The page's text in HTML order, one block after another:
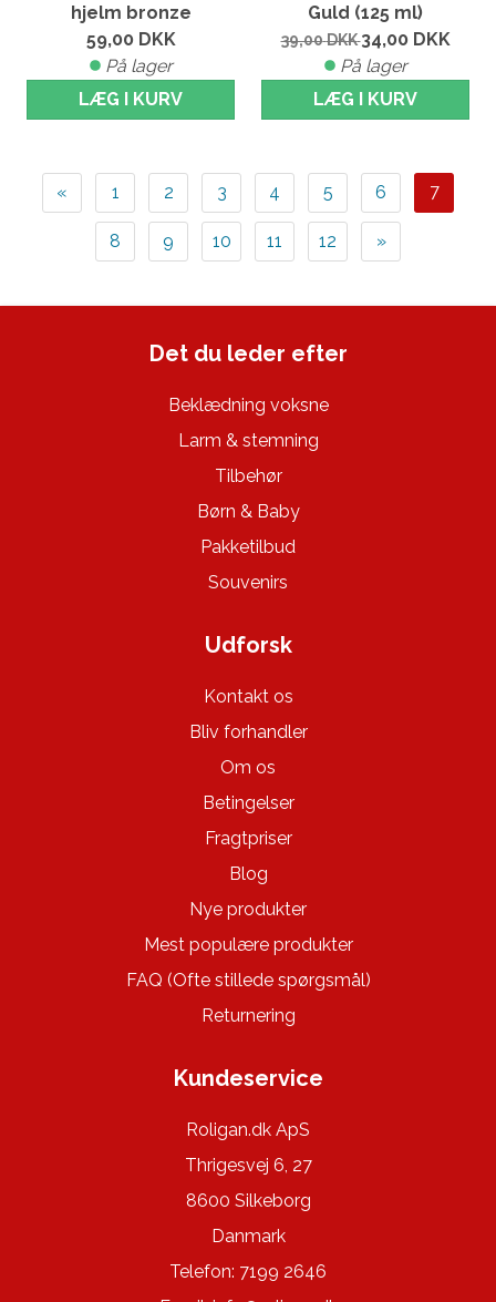
hjelm bronze
59,00 DKK
På lager
LÆG I KURV
Guld (125 ml)
39,00DKK34,00 DKK
På lager
LÆG I KURV
« 1 2 3 4 5 6 7
8 9 10 11 12 »
Det du leder efter
Beklædning voksne
Larm & stemning
Tilbehør
Børn & Baby
Pakketilbud
Souvenirs
Udforsk
Kontakt os
Bliv forhandler
Om os
Betingelser
Fragtpriser
Blog
Nye produkter
Mest populære produkter
FAQ (Ofte stillede spørgsmål)
Returnering
Kundeservice
Roligan.dk ApS
Thrigesvej 6, 27
8600 Silkeborg
Danmark
Telefon: 7199 2646